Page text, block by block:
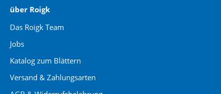
über Roigk
Das Roigk Team
Jobs
Katalog zum Blättern
Versand & Zahlungsarten